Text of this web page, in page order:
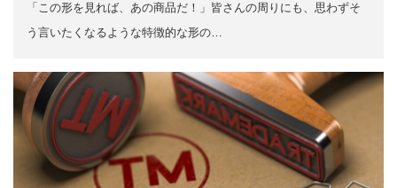
「この形を見れば、あの商品だ！」皆さんの周りにも、思わずそ
う言いたくなるような特徴的な形の…